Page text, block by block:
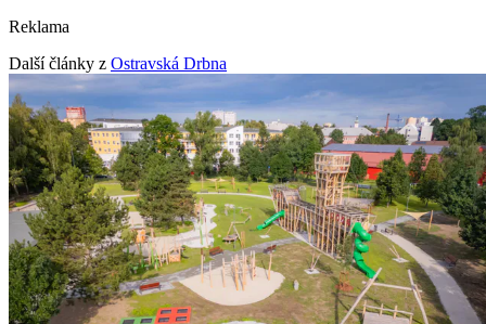
Reklama
Další články z Ostravská Drbna